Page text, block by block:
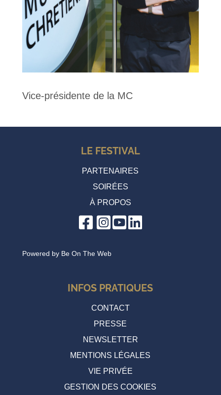
Vice-présidente de la MC
LE FESTIVAL
PARTENAIRES
SOIRÉES
À PROPOS
Powered by Be On The Web
INFOS PRATIQUES
CONTACT
PRESSE
NEWSLETTER
MENTIONS LÉGALES
VIE PRIVÉE
GESTION DES COOKIES